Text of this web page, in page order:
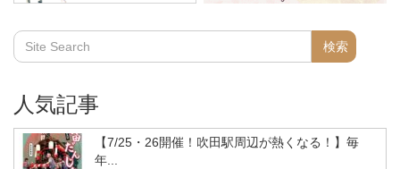
人気記事
【7/25・26開催！吹田駅周辺が熱くなる！】毎
年...